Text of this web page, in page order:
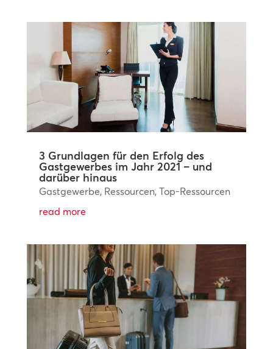
3 Grundlagen für den Erfolg des
Gastgewerbes im Jahr 2021 – und
darüber hinaus
Gastgewerbe, Ressourcen, Top-Ressourcen
read more